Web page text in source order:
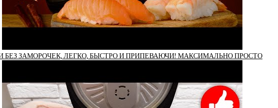
БЕЗ ЗАМОРОЧЕК, ЛЕГКО, БЫСТРО И ПРИПЕВАЮЧИ! МАКСИМАЛЬНО ПРОСТО